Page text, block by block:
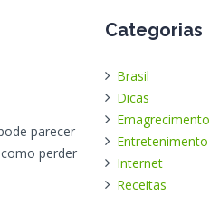
parecer
perder
Categorias
Brasil
Dicas
Emagrecimento
Entretenimento
Internet
Receitas